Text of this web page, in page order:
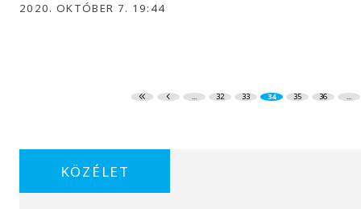
2020. OKTÓBER 7. 19:44
... 32 33 34 35 36 ...
KÖZÉLET